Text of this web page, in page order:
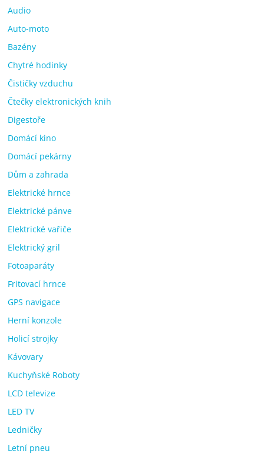
Audio
Auto-moto
Bazény
Chytré hodinky
Čističky vzduchu
Čtečky elektronických knih
Digestoře
Domácí kino
Domácí pekárny
Dům a zahrada
Elektrické hrnce
Elektrické pánve
Elektrické vařiče
Elektrický gril
Fotoaparáty
Fritovací hrnce
GPS navigace
Herní konzole
Holicí strojky
Kávovary
Kuchyňské Roboty
LCD televize
LED TV
Ledničky
Letní pneu